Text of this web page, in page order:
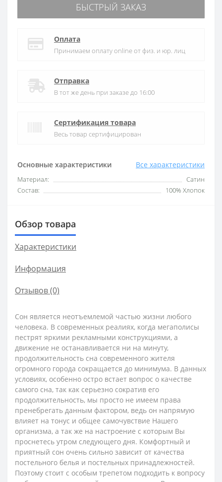
Основные характеристики Все характеристики
Материал:
Сатин
Состав:
100% Хлопок
БЫСТРЫЙ ЗАКАЗ
Оплата
Принимаем оплату online от физ. и юр. лиц
Отправка
В тот же день при заказе до 16:00
Сертификация товара
Весь товар сертифицирован
Обзор товара
Характеристики
Информация
Отзывов (0)
Сон является неотъемлемой частью жизни любого
человека. В современных реалиях, когда мегаполисы
пестрят яркими рекламными конструкциями, а
движение не останавливается ни на минуту,
продолжительность сна современного жителя
огромного города сокращается до минимума. В данных
условиях, особенно остро встает вопрос о качестве
самого сна, так как серьезно сократив его
продолжительность, мы просто не имеем права
пренебрегать данным фактором, ведь он напрямую
влияет на тонус и общее самочувствие Нашего
организма, а так же на настроение с которым Вы
проснетесь утром следующего дня. Комфортный и
приятный сон очень сильно зависит от качества
постельного белья и постельных принадлежностей.
Поэтому стоит с особым трепетом подходить к вопросу